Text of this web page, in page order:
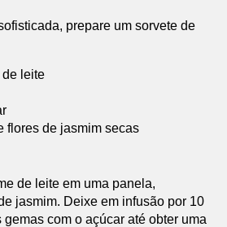
prepare um sorvete de
de leite
flores de jasmim secas
de leite em uma panela,
jasmim. Deixe em infusão por 10
com o açúcar até obter uma